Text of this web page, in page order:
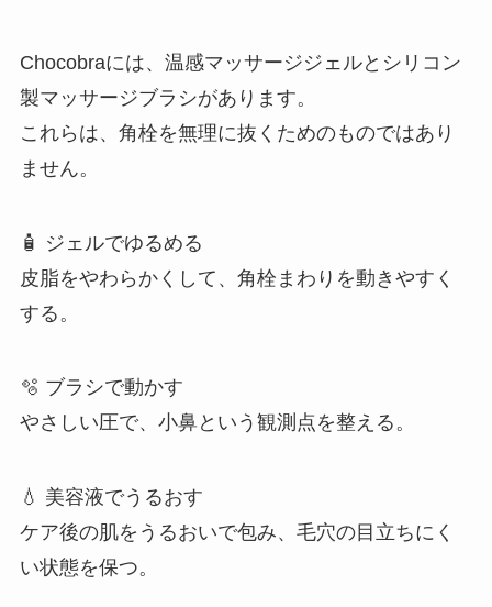
Chocobraには、温感マッサージジェルとシリコン
製マッサージブラシがあります。
これらは、角栓を無理に抜くためのものではあり
ません。
🧴 ジェルでゆるめる
皮脂をやわらかくして、角栓まわりを動きやすく
する。
🫧 ブラシで動かす
やさしい圧で、小鼻という観測点を整える。
💧 美容液でうるおす
ケア後の肌をうるおいで包み、毛穴の目立ちにく
い状態を保つ。